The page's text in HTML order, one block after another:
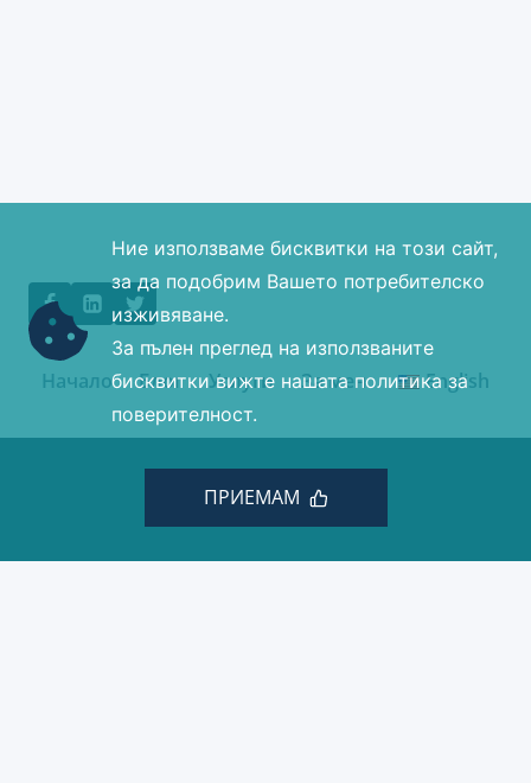
Начало Блог Услуги За мен English
© 2026 Минчев Дизайн
Ние използваме бисквитки на този сайт,
за да подобрим Вашето потребителско
изживяване.
За пълен преглед на използваните
бисквитки вижте нашата политика за
поверителност.
ПРИЕМАМ